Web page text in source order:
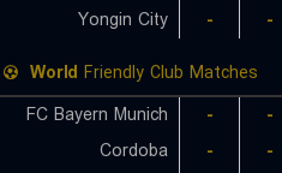
Yongin City
- -
World Friendly Club Matches
FC Bayern Munich
- -
Cordoba
- -